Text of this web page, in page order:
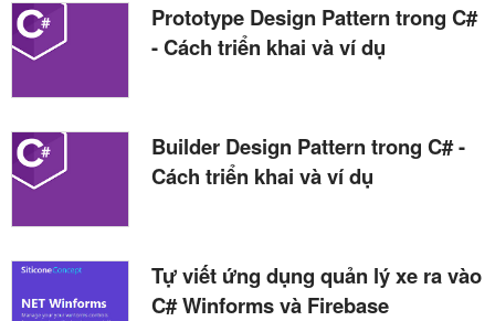
Prototype Design Pattern trong C#
- Cách triển khai và ví dụ
Builder Design Pattern trong C# -
Cách triển khai và ví dụ
Tự viết ứng dụng quản lý xe ra vào
C# Winforms và Firebase